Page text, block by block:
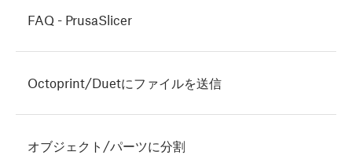
FAQ - PrusaSlicer
Octoprint/Duetにファイルを送信
オブジェクト/パーツに分割